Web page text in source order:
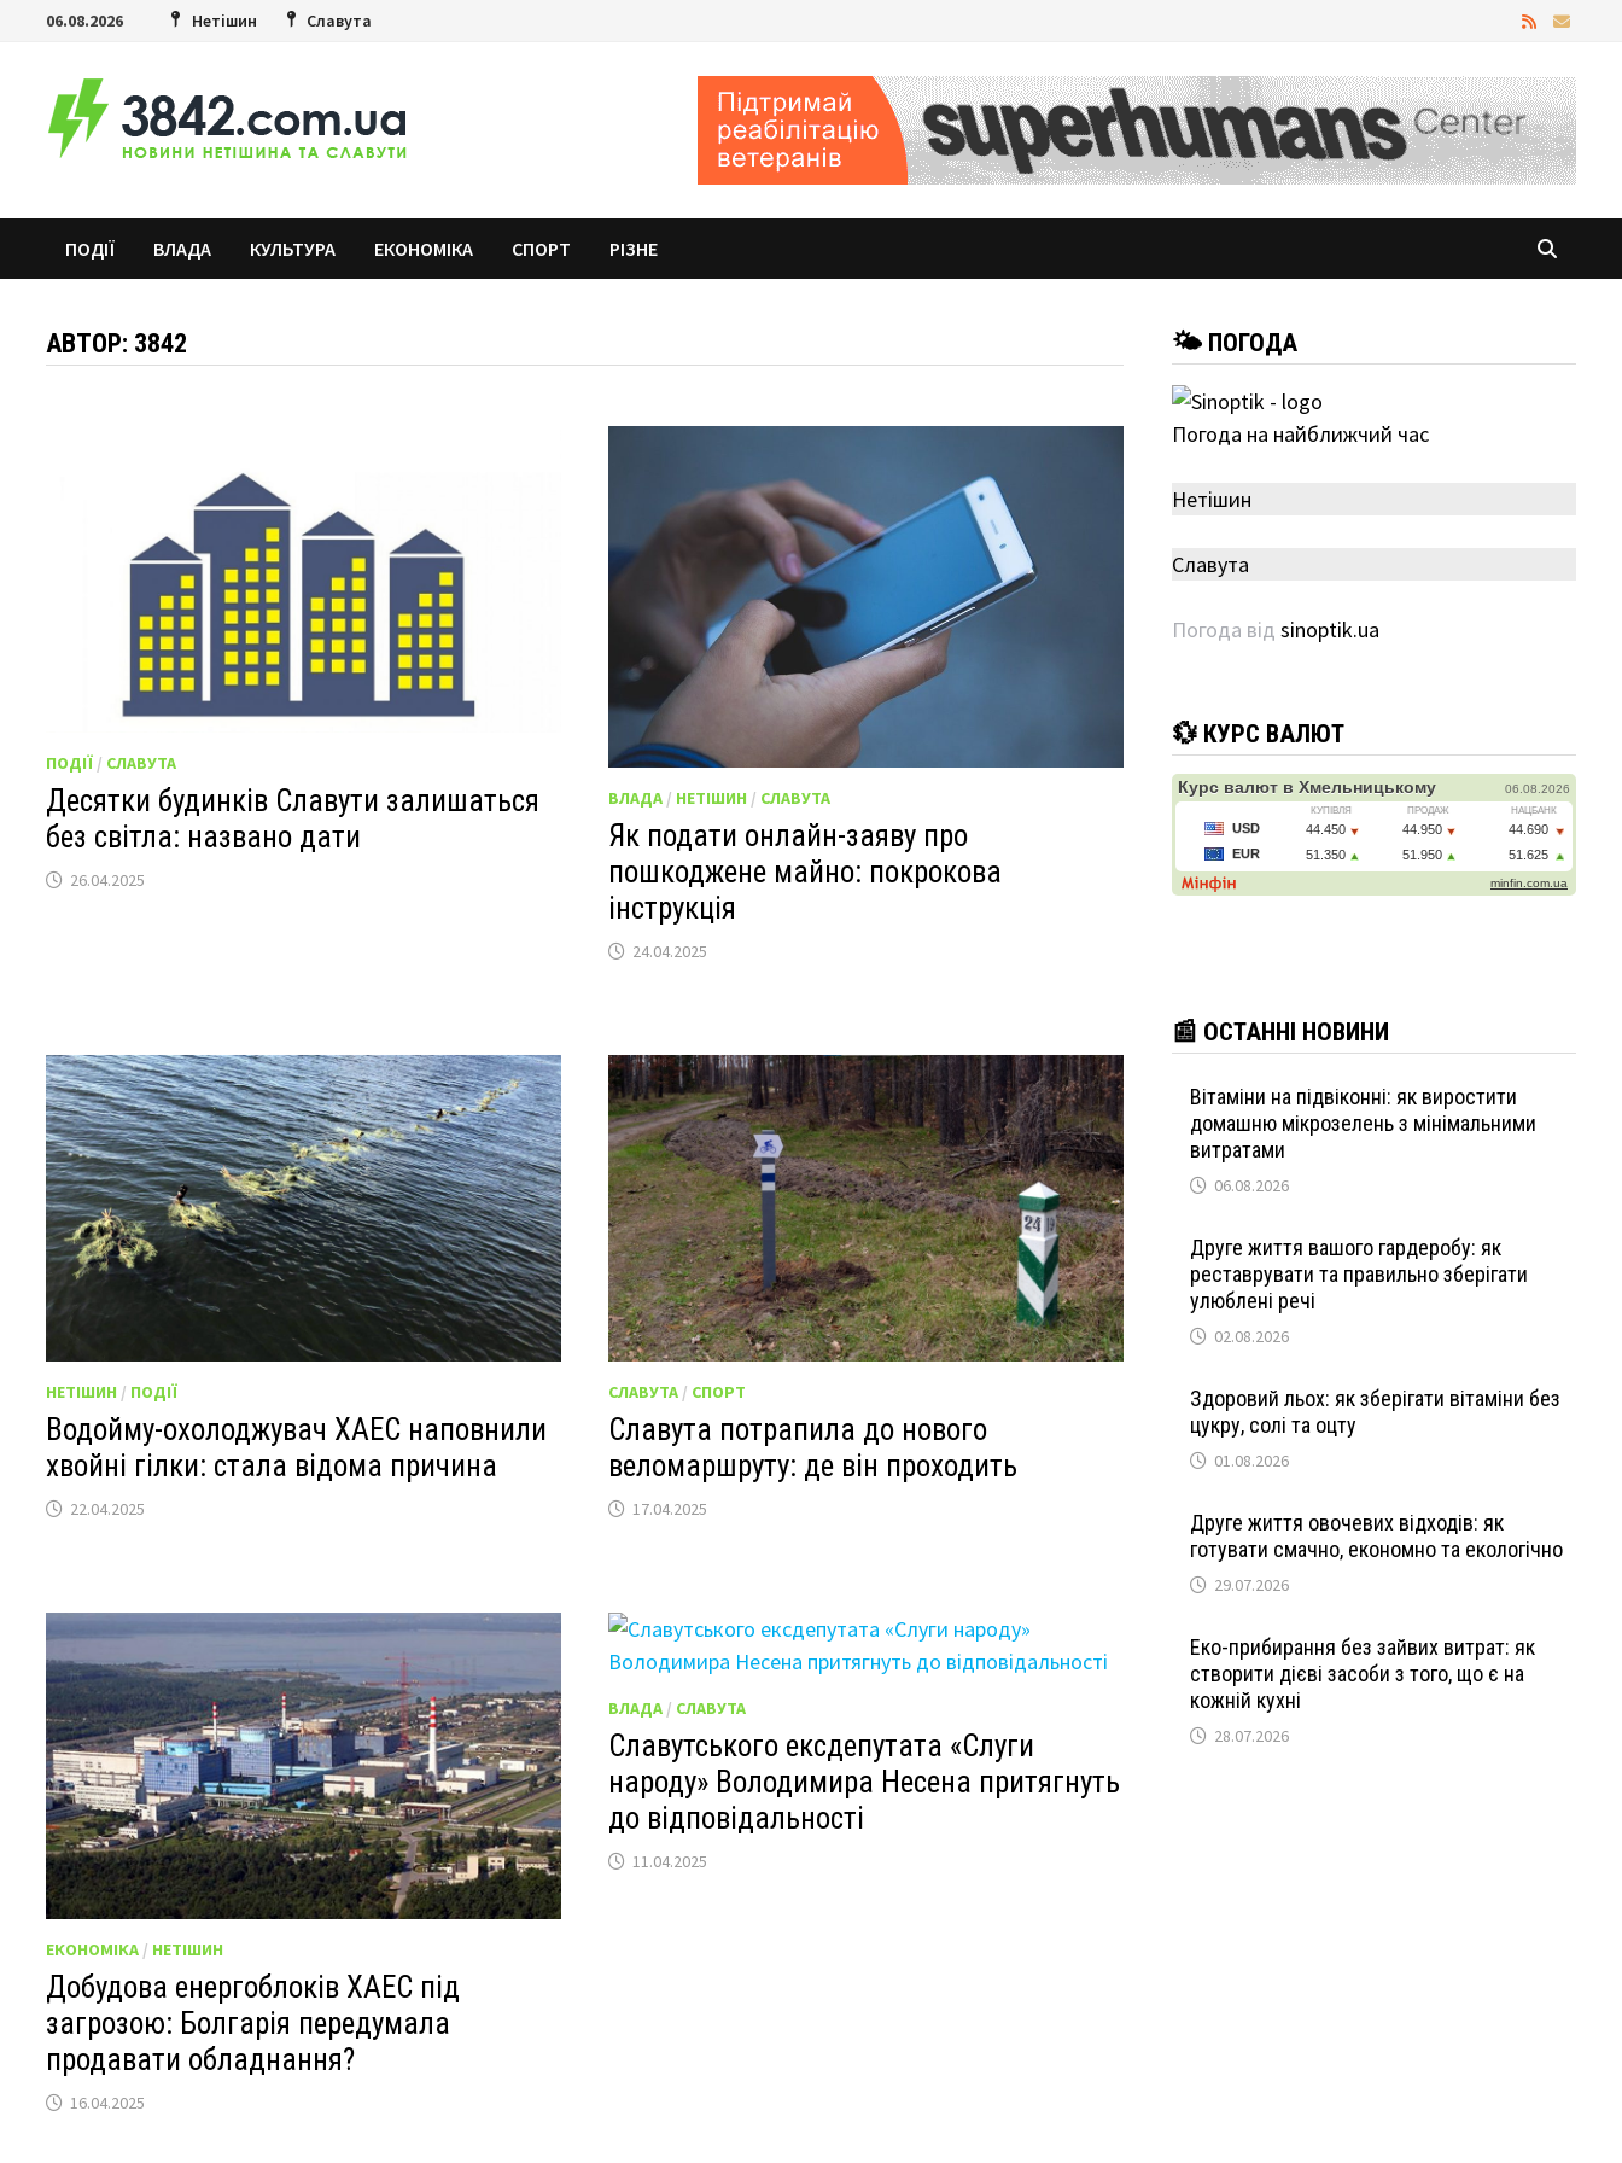
06.08.2026 Нетішин Славута
ПОДІЇ ВЛАДА КУЛЬТУРА ЕКОНОМІКА СПОРТ РІЗНЕ
АВТОР: 3842
ПОДІЇ / СЛАВУТА
Десятки будинків Славути залишаться
без світла: названо дати
26.04.2025
ВЛАДА/ НЕТІШИН / СЛАВУТА
Як подати онлайн-заяву про
пошкоджене майно: покрокова
інструкція
24.04.2025
НЕТІШИН / ПОДІЇ
Водойму-охолоджувач ХАЕС наповнили
хвойні гілки: стала відома причина
22.04.2025
СЛАВУТА/ СПОРТ
Славута потрапила до нового
веломаршруту: де він проходить
17.04.2025
ЕКОНОМІКА / НЕТІШИН
Добудова енергоблоків ХАЕС під
загрозою: Болгарія передумала
продавати обладнання?
16.04.2025
ВЛАДА/ СЛАВУТА
Славутського ексдепутата «Слуги
народу» Володимира Несена притягнуть
до відповідальності
11.04.2025
🌤 ПОГОДА
Погода на найближчий час
Нетішин
Славута
Погода від sinoptik.ua
💱 КУРС ВАЛЮТ
📰 ОСТАННІ НОВИНИ
Вітаміни на підвіконні: як виростити
домашню мікрозелень з мінімальними
витратами
06.08.2026
Друге життя вашого гардеробу: як
реставрувати та правильно зберігати
улюблені речі
02.08.2026
Здоровий льох: як зберігати вітаміни без
цукру, солі та оцту
01.08.2026
Друге життя овочевих відходів: як
готувати смачно, економно та екологічно
29.07.2026
Еко-прибирання без зайвих витрат: як
створити дієві засоби з того, що є на
кожній кухні
28.07.2026